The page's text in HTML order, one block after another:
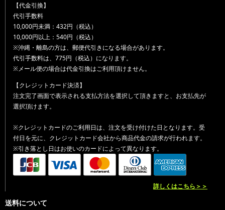
【代金引換】
代引手数料
10,000円未満：432円（税込）
10,000円以上：540円（税込）
※沖縄・離島の方は、郵便代引きになる場合があります。
代引手数料は、775円（税込）になります。
※メール便の場合は代金引換はご利用頂けません。
【クレジットカード決済】
注文完了画面で表示される支払方法を選択して頂きますと、お支払先が
選択頂けます。
※クレジットカードのご利用日は、注文を受け付けた日となります。受
付日を元に、クレジットカード会社から商品代金の請求が行われます。
※引き落とし日はお使いのカードによって異なります。
詳しくはこちら＞＞
送料について